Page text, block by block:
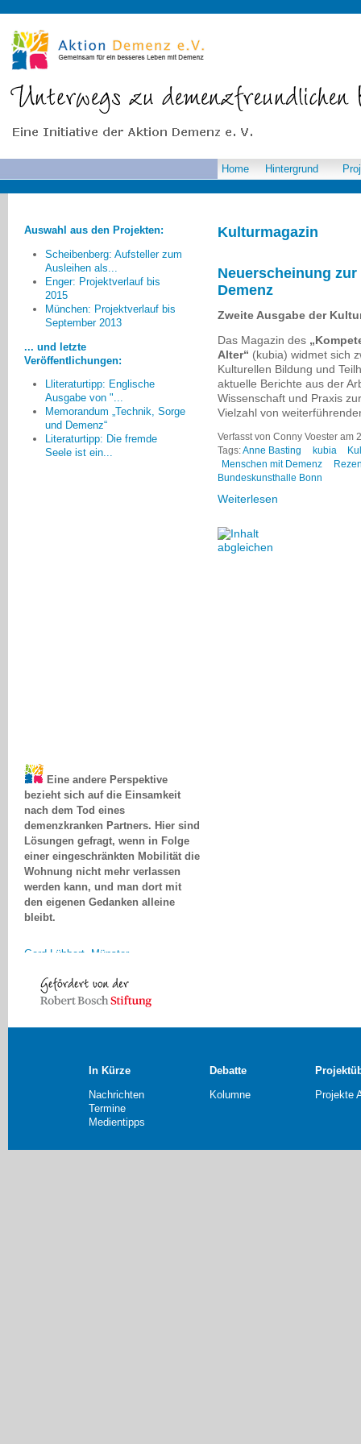
Kulturmagazin
Neuerscheinung
Demenz
Zweite Ausgabe der
Das Magazin des
Alter“ (kubia) widmet sich
Kulturellen Bildung und
aktuelle Berichte aus der
Wissenschaft und Praxis
Vielzahl von
Verfasst von Conny Voester am
Tags:Anne Basting kubia
Menschen mit Demenz
Bundeskunsthalle Bonn
Weiterlesen
Home Hintergrund
Auswahl aus den Projekten:
Scheibenberg: Aufsteller zum
Ausleihen als...
Enger: Projektverlauf bis
2015
München: Projektverlauf bis
September 2013
... und letzte
Veröffentlichungen:
Lliteraturtipp: Englische
Ausgabe von "...
Memorandum „Technik, Sorge
und Demenz“
Literaturtipp: Die fremde
Seele ist ein...
Der Blick wurde bisher sehr
stark auf die Versorgung, Pflege
können Menschen im Frühstadium
einer Demenzerkrankung noch
lange Zeit ein unabhängiges Leben
führen, das wurde bisher zu wenig
berücksichtigt.
Renate Schaumburg, Esslingen
bezieht sich auf die Einsamkeit
nach dem Tod eines
demenzkranken Partners. Hier sind
Lösungen gefragt, wenn in Folge
einer eingeschränkten Mobilität die
Wohnung nicht mehr verlassen
werden kann, und man dort mit
den eigenen Gedanken alleine
bleibt.
In Kürze
Nachrichten
Termine
Medientipps
Debatte
Kolumne
Projekte